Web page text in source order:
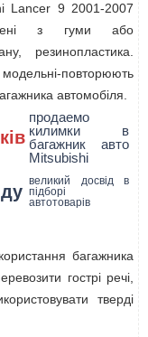
Lancer 9 2001-2007
з гуми або
резинопластика.
повторюють
автомобіля.
продаемо
килимки в
багажник авто
Mitsubishi
великий досвід в
підборі
автотоварів
багажника
гострі речі,
тверді